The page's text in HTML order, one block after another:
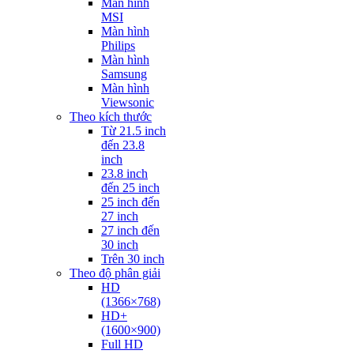
Màn hình
MSI
Màn hình
Philips
Màn hình
Samsung
Màn hình
Viewsonic
Theo kích thước
Từ 21.5 inch
đến 23.8
inch
23.8 inch
đến 25 inch
25 inch đến
27 inch
27 inch đến
30 inch
Trên 30 inch
Theo độ phân giải
HD
(1366×768)
HD+
(1600×900)
Full HD